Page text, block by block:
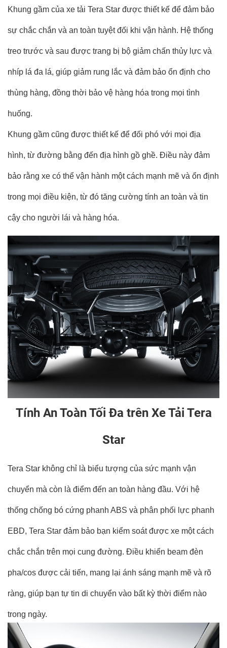
Khung gầm của xe tải Tera Star được thiết kế để đảm bảo
sự chắc chắn và an toàn tuyệt đối khi vận hành. Hệ thống
treo trước và sau được trang bị bộ giảm chấn thủy lực và
nhíp lá đa lá, giúp giảm rung lắc và đảm bảo ổn định cho
thùng hàng, đồng thời bảo vệ hàng hóa trong mọi tình
huống.
Khung gầm cũng được thiết kế để đối phó với mọi địa
hình, từ đường bằng đến địa hình gồ ghề. Điều này đảm
bảo rằng xe có thể vận hành một cách mạnh mẽ và ổn định
trong mọi điều kiện, từ đó tăng cường tính an toàn và tin
cậy cho người lái và hàng hóa.
Tính An Toàn Tối Đa trên Xe Tải Tera
Star
Tera Star không chỉ là biểu tượng của sức mạnh vận
chuyển mà còn là điểm đến an toàn hàng đầu. Với hệ
thống chống bó cứng phanh ABS và phân phối lực phanh
EBD, Tera Star đảm bảo bạn kiểm soát được xe một cách
chắc chắn trên mọi cung đường. Điều khiển beam đèn
pha/cos được cải tiến, mang lại ánh sáng mạnh mẽ và rõ
ràng, giúp bạn tự tin di chuyển vào bất kỳ thời điểm nào
trong ngày.